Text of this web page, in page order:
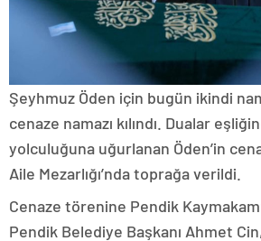
Şeyhmuz Öden için bugün ikindi
cenaze namazı kılındı. Dualar
yolculuğuna uğurlanan Öden’in
Aile Mezarlığı’nda toprağa verildi.
Cenaze törenine Pendik
Pendik Belediye Başkanı Ahmet